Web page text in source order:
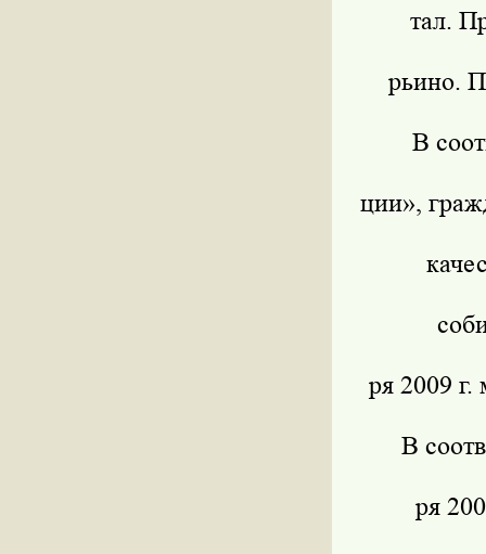
тал.
рьино.
В
ции»,
ря 2009
В
ря